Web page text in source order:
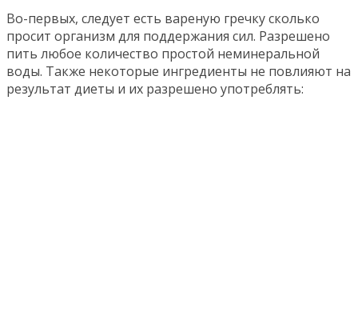
Во-первых, следует есть вареную гречку сколько
просит организм для поддержания сил. Разрешено
пить любое количество простой неминеральной
воды. Также некоторые ингредиенты не повлияют на
результат диеты и их разрешено употреблять: